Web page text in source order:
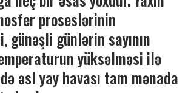
proseslərinin
günəşli günlərin sayının
yüksəlməsi ilə
əsl yay havası tam mənada